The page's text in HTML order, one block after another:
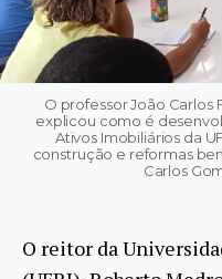
O professor João Carlos
explicou como é
Ativos Imobiliários da
construção e reformas
Carlos
O reitor da